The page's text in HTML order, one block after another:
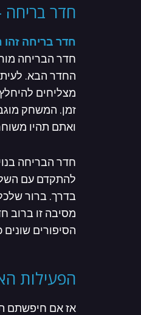
חדר בריחה
חדר בריחה זהו
חדר הבריחה
החדר הבא.
מצליחים
זמן. המשחק
ואתם תהיו
חדר הבריחה
להתקדם עם
בדרך. ברור
מסיבה זו ברוב
הסיפורים
הפעילות
אז אם חיפשתם